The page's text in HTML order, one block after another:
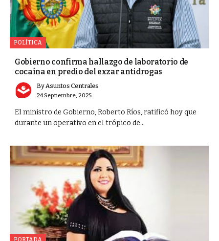
POLÍTICA
Gobierno confirma hallazgo de laboratorio de
cocaína en predio del exzar antidrogas
ByAsuntos Centrales
24 Septiembre, 2025
El ministro de Gobierno, Roberto Ríos, ratificó hoy que
durante un operativo en el trópico de...
PORTADA